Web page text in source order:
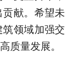
献。希望未
领域加强交
质量发展。